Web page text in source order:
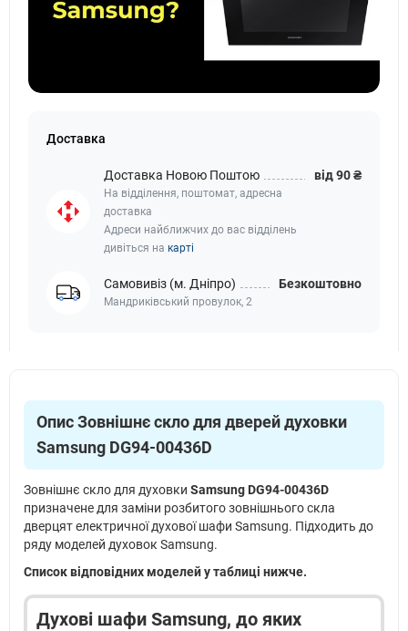
Доставка
Доставка Новою Поштою
На відділення, поштомат, адресна
доставка
Адреси найближчих до вас відділень
дивіться на карті
від 90 ₴
Самовивіз (м. Дніпро)
Мандриківський провулок, 2
Безкоштовно
Опис Зовнішнє скло для дверей духовки
Samsung DG94-00436D
Зовнішнє скло для духовки Samsung DG94-00436D
призначене для заміни розбитого зовнішнього скла
дверцят електричної духової шафи Samsung. Підходить до
ряду моделей духовок Samsung.
Список відповідних моделей у таблиці нижче.
Духові шафи Samsung, до яких